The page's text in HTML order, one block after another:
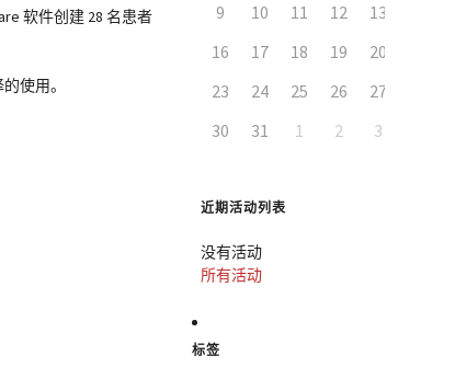
软件创建 28 名患者
使用。
9
10 11 12 13
16
17 18 19 20
23
24 25 26 27
30
31 1 2 3
近期活动列表
没有活动
所有活动
标签